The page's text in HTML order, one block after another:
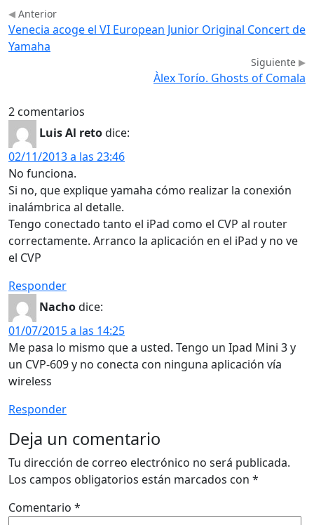
Anterior
Venecia acoge el VI European Junior Original Concert de
Yamaha
Siguiente
Àlex Torío. Ghosts of Comala
2 comentarios
Luis Al retodice:
02/11/2013 a las 23:46
No funciona.
Si no, que explique yamaha cómo realizar la conexión
inalámbrica al detalle.
Tengo conectado tanto el iPad como el CVP al router
correctamente. Arranco la aplicación en el iPad y no ve
el CVP
Responder
Nachodice:
01/07/2015 a las 14:25
Me pasa lo mismo que a usted. Tengo un Ipad Mini 3 y
un CVP-609 y no conecta con ninguna aplicación vía
wireless
Responder
Deja un comentario
Tu dirección de correo electrónico no será publicada.
Los campos obligatorios están marcados con *
Comentario *